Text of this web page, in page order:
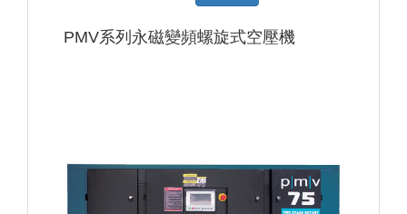
PMV系列永磁變頻螺旋式空壓機